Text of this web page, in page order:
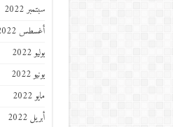
سبتمبر 2022
أغسطس 2022
يوليو 2022
يونيو 2022
مايو 2022
أبريل 2022